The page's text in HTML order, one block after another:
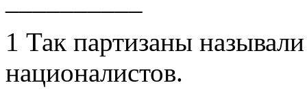
1 Так партизаны
националистов.